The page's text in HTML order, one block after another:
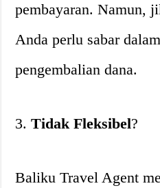
pembayaran. Namun,
Anda perlu sabar
pengembalian dana.
3.Tidak Fleksibel?
Baliku Travel Agent